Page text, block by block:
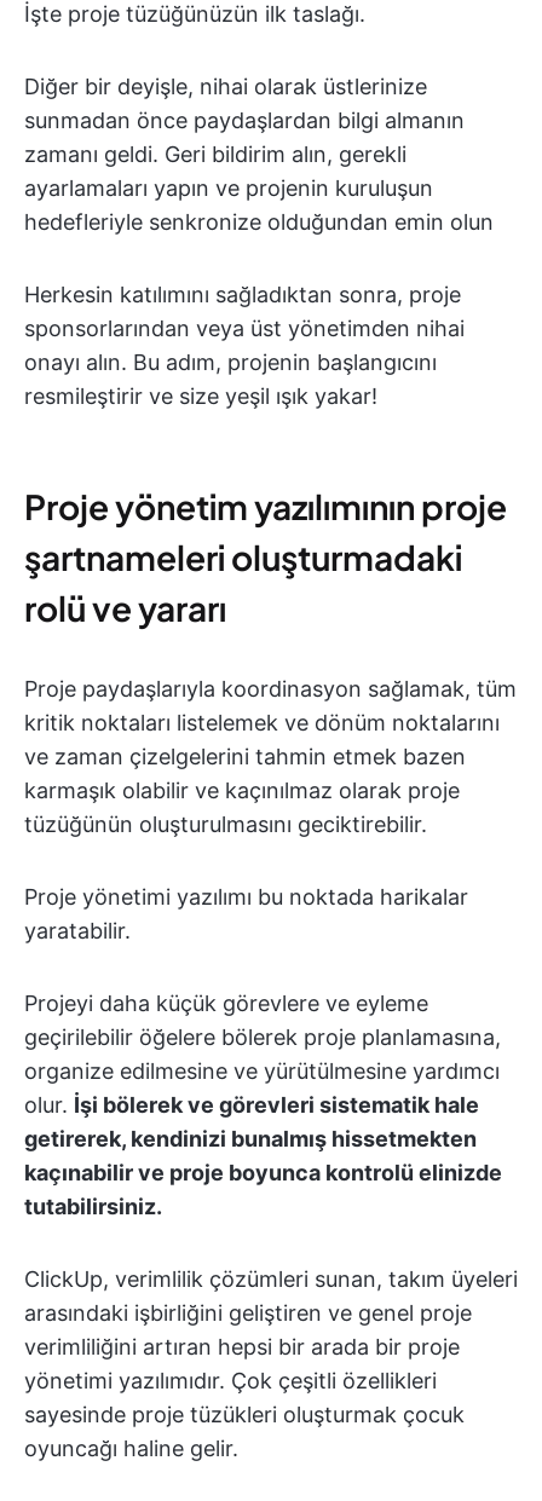
İşte proje tüzüğünüzün ilk taslağı.
Diğer bir deyişle, nihai olarak üstlerinize
sunmadan önce paydaşlardan bilgi almanın
zamanı geldi. Geri bildirim alın, gerekli
ayarlamaları yapın ve projenin kuruluşun
hedefleriyle senkronize olduğundan emin olun
Herkesin katılımını sağladıktan sonra, proje
sponsorlarından veya üst yönetimden nihai
onayı alın. Bu adım, projenin başlangıcını
resmileştirir ve size yeşil ışık yakar!
Proje yönetim yazılımının proje
şartnameleri oluşturmadaki
rolü ve yararı
Proje paydaşlarıyla koordinasyon sağlamak, tüm
kritik noktaları listelemek ve dönüm noktalarını
ve zaman çizelgelerini tahmin etmek bazen
karmaşık olabilir ve kaçınılmaz olarak proje
tüzüğünün oluşturulmasını geciktirebilir.
Proje yönetimi yazılımı bu noktada harikalar
yaratabilir.
Projeyi daha küçük görevlere ve eyleme
geçirilebilir öğelere bölerek proje planlamasına,
organize edilmesine ve yürütülmesine yardımcı
olur. İşi bölerek ve görevleri sistematik hale
getirerek, kendinizi bunalmış hissetmekten
kaçınabilir ve proje boyunca kontrolü elinizde
tutabilirsiniz.
ClickUp, verimlilik çözümleri sunan, takım üyeleri
arasındaki işbirliğini geliştiren ve genel proje
verimliliğini artıran hepsi bir arada bir proje
yönetimi yazılımıdır. Çok çeşitli özellikleri
sayesinde proje tüzükleri oluşturmak çocuk
oyuncağı haline gelir.